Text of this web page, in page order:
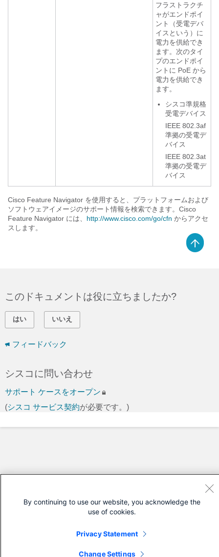
フラストラクチ
ャがエンドポイ
ント（受電デバ
イスという）に
電力を供給でき
ます。次のタイ
プのエンドポイ
ントに PoE から
電力を供給でき
ます。
シスコ準規格
受電デバイス
IEEE 802.3af
準拠の受電デ
バイス
IEEE 802.3at
準拠の受電デ
バイス
Cisco Feature Navigator を使用すると、プラットフォームおよび
ソフトウェアイメージのサポート情報を検索できます。Cisco
Feature Navigator には、 http://www.cisco.com/go/cfn からアクセ
スします。
このドキュメントは役に立ちましたか?
はい いいえ
フィードバック
シスコに問い合わせ
サポート ケースをオープン
(シスコ サービス契約が必要です。)
By continuing to use our website, you acknowledge the
use of cookies.
Privacy Statement
Change Settings